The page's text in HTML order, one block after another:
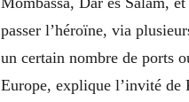
passer l’héroïne, via
un certain nombre de ports
Europe, explique l’invité de